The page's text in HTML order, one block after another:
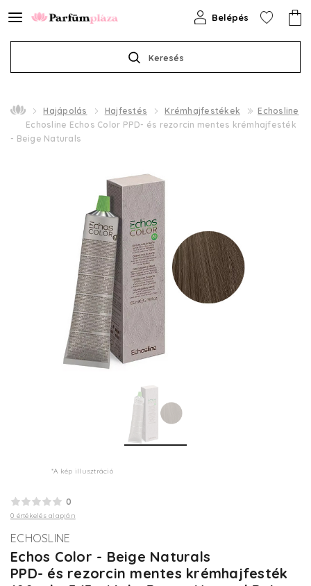
Keresés
Belépés
Hajápolás Hajfestés Krémhajfestékek
Echosline
Echosline Echos Color PPD- és rezorcin mentes krémhajfesték
- Beige Naturals
*A kép illusztráció
0
0 értékelés alapján
ECHOSLINE
Echos Color - Beige Naturals
PPD- és rezorcin mentes krémhajfesték